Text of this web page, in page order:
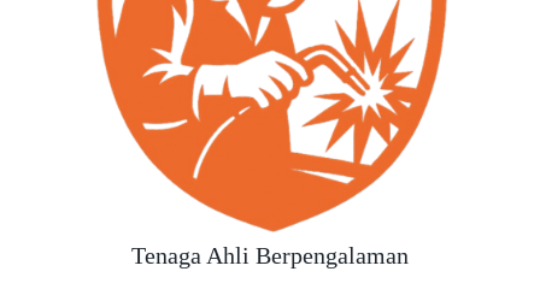
Tenaga Ahli Berpengalaman